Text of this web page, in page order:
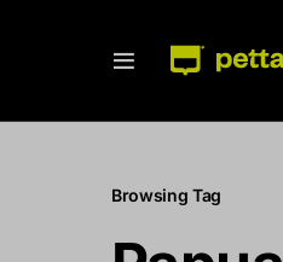
Browsing Tag